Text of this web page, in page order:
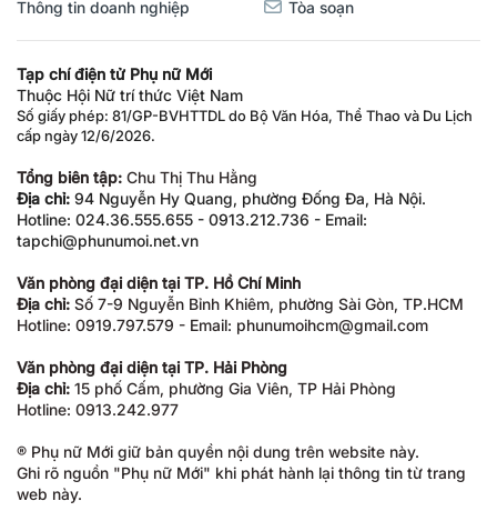
Thông tin doanh nghiệp Tòa soạn
Tạp chí điện tử Phụ nữ Mới
Thuộc Hội Nữ trí thức Việt Nam
Số giấy phép: 81/GP-BVHTTDL do Bộ Văn Hóa, Thể Thao và Du Lịch
cấp ngày 12/6/2026.
Tổng biên tập: Chu Thị Thu Hằng
Địa chỉ: 94 Nguyễn Hy Quang, phường Đống Đa, Hà Nội.
Hotline: 024.36.555.655 - 0913.212.736 - Email:
tapchi@phunumoi.net.vn
Văn phòng đại diện tại TP. Hồ Chí Minh
Địa chỉ: Số 7-9 Nguyễn Bỉnh Khiêm, phường Sài Gòn, TP.HCM
Hotline: 0919.797.579 - Email: phunumoihcm@gmail.com
Văn phòng đại diện tại TP. Hải Phòng
Địa chỉ: 15 phố Cấm, phường Gia Viên, TP Hải Phòng
Hotline: 0913.242.977
® Phụ nữ Mới giữ bản quyền nội dung trên website này.
Ghi rõ nguồn "Phụ nữ Mới" khi phát hành lại thông tin từ trang
web này.